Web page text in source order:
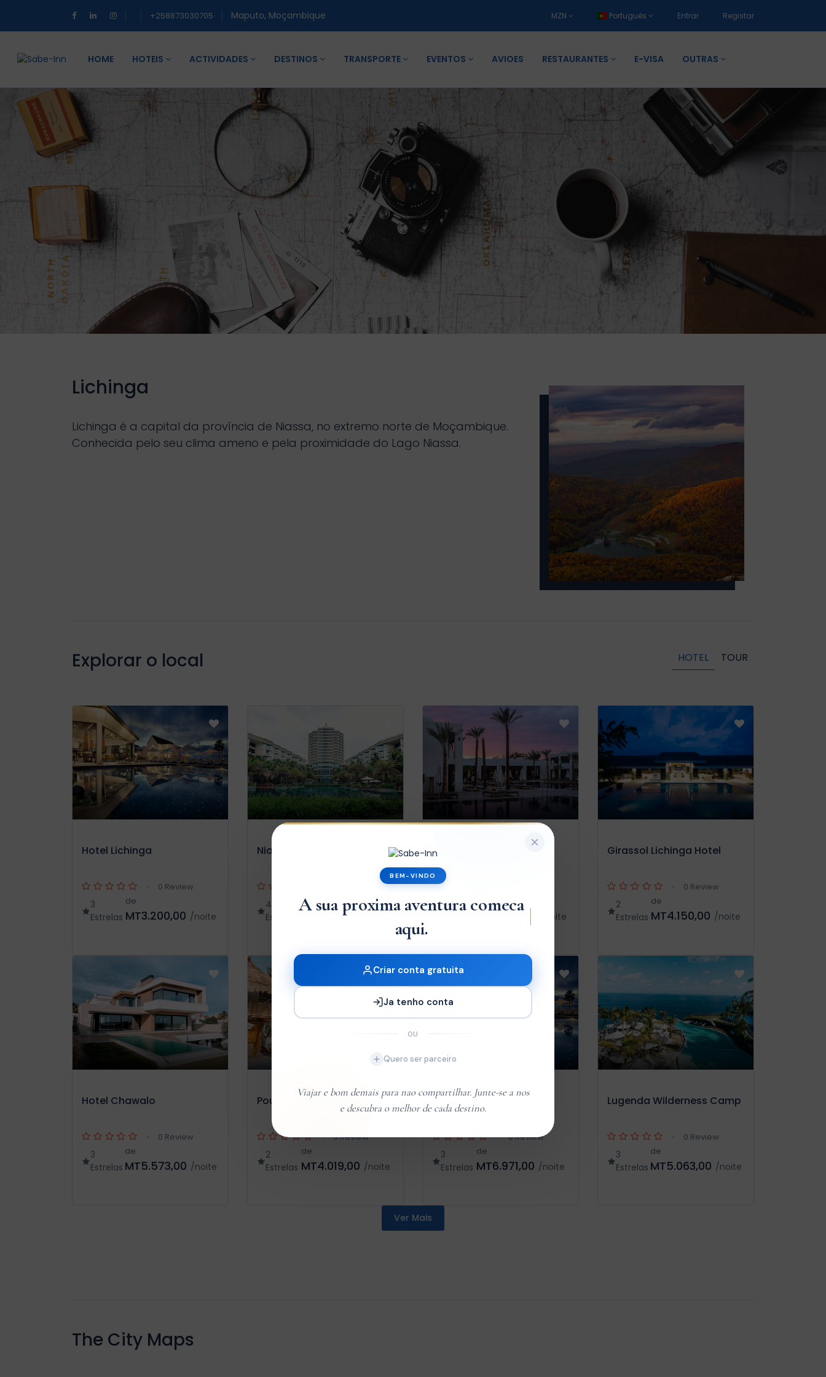
+258873030705 Maputo, Moçambique MZN Português Entrar Registar
HOME HOTEIS ACTIVIDADES DESTINOS TRANSPORTE EVENTOS AVIOES RESTAURANTES E-VISA OUTRAS
Lichinga
Lichinga é a capital da província de Niassa, no extremo norte de Moçambique.
Conhecida pelo seu clima ameno e pela proximidade do Lago Niassa.
Explorar o local HOTEL TOUR
Hotel Lichinga
0 Review
3
Estrelas
de
MT3.200,00 /noite
Niassa Lake Lodge
4
Estrelas
de
MT6.800,00
Lichinga Hotel
2
de
MT3.756,00 /noite
Girassol Lichinga Hotel
0 Review
2
Estrelas
de
MT4.150,00 /noite
Hotel Chawalo
0 Review
3
Estrelas
de
MT5.573,00 /noite
Pousada de Lichinga
0 Review
2
Estrelas
de
MT4.019,00 /noite
Cuamba Hotel
0 Review
3
Estrelas
de
MT6.971,00 /noite
Lugenda Wilderness Camp
0 Review
3
Estrelas
de
MT5.063,00 /noite
Ver Mais
The City Maps
BEM-VINDO
A sua proxima aventura
e descubra o melhor de cada destino.